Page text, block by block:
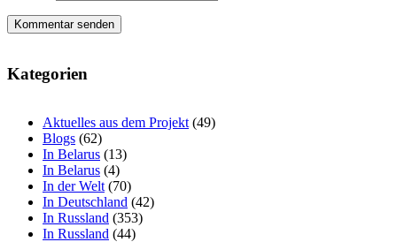
Kategorien
Aktuelles aus dem Projekt (49)
Blogs (62)
In Belarus (13)
In Belarus (4)
In der Welt (70)
In Deutschland (42)
In Russland (353)
In Russland (44)